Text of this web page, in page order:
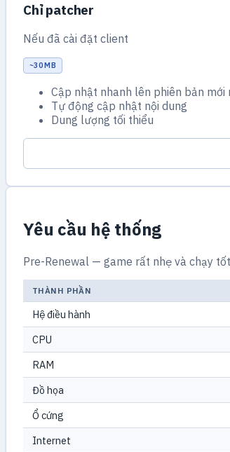
Chỉ patcher
Nếu đã cài đặt client
~30 MB
Cập nhật nhanh lên phiên bản mới
Tự động cập nhật nội dung
Dung lượng tối thiểu
Yêu cầu hệ thống
Pre-Renewal — game rất nhẹ và chạy
THÀNH PHẦN
Hệ điều hành
CPU
RAM
Đồ họa
Ổ cứng
Internet